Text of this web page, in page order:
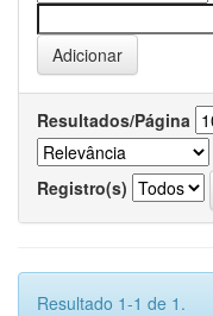
Resultados/Página
Registro(s)
Resultado 1-1 de 1.